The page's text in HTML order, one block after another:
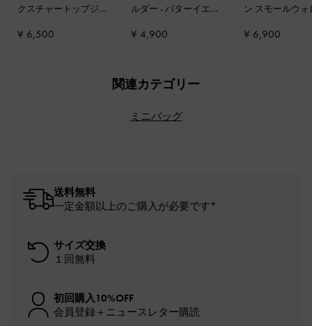
クスチャートップジッ
イエロー
¥ 6,500
ルダー -バターイエロ
¥ 4,900
ン スモールウォ
¥ 6,900
関連カテゴリー
ミニバッグ
送料無料
一定金額以上のご購入が必要です*
サイズ交換
１回無料
初回購入10%OFF
会員登録＋ニュースレター購読